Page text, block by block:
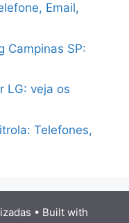
Email,
Campinas SP:
LG: veja os
Telefones,
• Built with